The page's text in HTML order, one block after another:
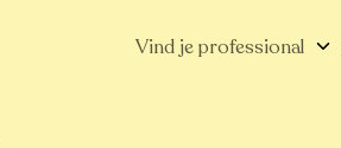
Vind je professional